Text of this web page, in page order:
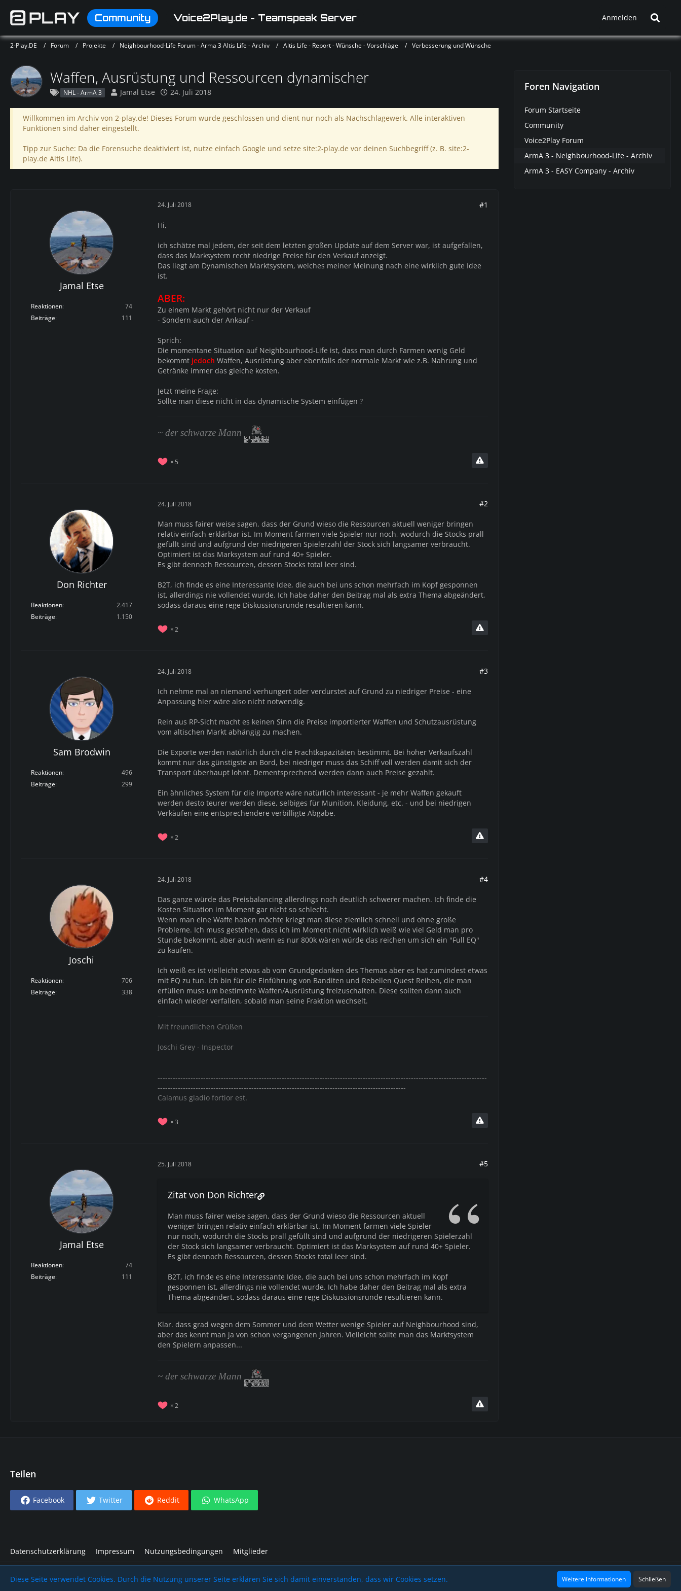
Community Voice2Play.de - Teamspeak Server Anmelden
2-Play.DE Forum Projekte Neighbourhood-Life Forum - Arma 3 Altis Life - Archiv Altis Life - Report - Wünsche - Vorschläge Verbesserung und Wünsche
Waffen, Ausrüstung und Ressourcen dynamischer
NHL - ArmA 3 Jamal Etse 24. Juli 2018
Willkommen im Archiv von 2-play.de! Dieses Forum wurde geschlossen und dient nur noch als Nachschlagewerk. Alle interaktiven
Funktionen sind daher eingestellt.
Tipp zur Suche: Da die Forensuche deaktiviert ist, nutze einfach Google und setze site:2-play.de vor deinen Suchbegriff (z. B. site:2-
play.de Altis Life).
Jamal Etse
Reaktionen
74
Beiträge
111
24. Juli 2018 #1
Hi,
ich schätze mal jedem, der seit dem letzten großen Update auf dem Server war, ist aufgefallen,
dass das Marksystem recht niedrige Preise für den Verkauf anzeigt.
Das liegt am Dynamischen Marktsystem, welches meiner Meinung nach eine wirklich gute Idee
ist.
ABER:
Zu einem Markt gehört nicht nur der Verkauf
- Sondern auch der Ankauf -
Sprich:
Die momentane Situation auf Neighbourhood-Life ist, dass man durch Farmen wenig Geld
bekommt jedoch Waffen, Ausrüstung aber ebenfalls der normale Markt wie z.B. Nahrung und
Getränke immer das gleiche kosten.
Jetzt meine Frage:
Sollte man diese nicht in das dynamische System einfügen ?
~ der schwarze Mann
5
Don Richter
Reaktionen
2.417
Beiträge
1.150
24. Juli 2018 #2
Man muss fairer weise sagen, dass der Grund wieso die Ressourcen aktuell weniger bringen
relativ einfach erklärbar ist. Im Moment farmen viele Spieler nur noch, wodurch die Stocks prall
gefüllt sind und aufgrund der niedrigeren Spielerzahl der Stock sich langsamer verbraucht.
Optimiert ist das Marksystem auf rund 40+ Spieler.
Es gibt dennoch Ressourcen, dessen Stocks total leer sind.
B2T, ich finde es eine Interessante Idee, die auch bei uns schon mehrfach im Kopf gesponnen
ist, allerdings nie vollendet wurde. Ich habe daher den Beitrag mal als extra Thema abgeändert,
sodass daraus eine rege Diskussionsrunde resultieren kann.
2
Sam Brodwin
Reaktionen
496
Beiträge
299
24. Juli 2018 #3
Ich nehme mal an niemand verhungert oder verdurstet auf Grund zu niedriger Preise - eine
Anpassung hier wäre also nicht notwendig.
Rein aus RP-Sicht macht es keinen Sinn die Preise importierter Waffen und Schutzausrüstung
vom altischen Markt abhängig zu machen.
Die Exporte werden natürlich durch die Frachtkapazitäten bestimmt. Bei hoher Verkaufszahl
kommt nur das günstigste an Bord, bei niedriger muss das Schiff voll werden damit sich der
Transport überhaupt lohnt. Dementsprechend werden dann auch Preise gezahlt.
Ein ähnliches System für die Importe wäre natürlich interessant - je mehr Waffen gekauft
werden desto teurer werden diese, selbiges für Munition, Kleidung, etc. - und bei niedrigen
Verkäufen eine entsprechendere verbilligte Abgabe.
2
Joschi
Reaktionen
706
Beiträge
338
24. Juli 2018 #4
Das ganze würde das Preisbalancing allerdings noch deutlich schwerer machen. Ich finde die
Kosten Situation im Moment gar nicht so schlecht.
Wenn man eine Waffe haben möchte kriegt man diese ziemlich schnell und ohne große
Probleme. Ich muss gestehen, dass ich im Moment nicht wirklich weiß wie viel Geld man pro
Stunde bekommt, aber auch wenn es nur 800k wären würde das reichen um sich ein "Full EQ"
zu kaufen.
Ich weiß es ist vielleicht etwas ab vom Grundgedanken des Themas aber es hat zumindest etwas
mit EQ zu tun. Ich bin für die Einführung von Banditen und Rebellen Quest Reihen, die man
erfüllen muss um bestimmte Waffen/Ausrüstung freizuschalten. Diese sollten dann auch
einfach wieder verfallen, sobald man seine Fraktion wechselt.
Mit freundlichen Grüßen
Joschi Grey - Inspector
----------------------------------------------------------------------------------------------------------------------------------
--------------------------------------------------------------------------------------------------
Calamus gladio fortior est.
3
Jamal Etse
Reaktionen
74
Beiträge
111
25. Juli 2018 #5
Zitat von Don Richter
Man muss fairer weise sagen, dass der Grund wieso die Ressourcen aktuell
weniger bringen relativ einfach erklärbar ist. Im Moment farmen viele Spieler
nur noch, wodurch die Stocks prall gefüllt sind und aufgrund der niedrigeren Spielerzahl
der Stock sich langsamer verbraucht. Optimiert ist das Marksystem auf rund 40+ Spieler.
Es gibt dennoch Ressourcen, dessen Stocks total leer sind.
B2T, ich finde es eine Interessante Idee, die auch bei uns schon mehrfach im Kopf
gesponnen ist, allerdings nie vollendet wurde. Ich habe daher den Beitrag mal als extra
Thema abgeändert, sodass daraus eine rege Diskussionsrunde resultieren kann.
Klar. dass grad wegen dem Sommer und dem Wetter wenige Spieler auf Neighbourhood sind,
aber das kennt man ja von schon vergangenen Jahren. Vielleicht sollte man das Marktsystem
den Spielern anpassen...
~ der schwarze Mann
2
Foren Navigation
Forum Startseite
Community
Voice2Play Forum
ArmA 3 - Neighbourhood-Life - Archiv
ArmA 3 - EASY Company - Archiv
Teilen
Facebook Twitter Reddit WhatsApp
Datenschutzerklärung Impressum Nutzungsbedingungen Mitglieder
Community-Software: WoltLab Suite™ Design: Grafidea
Diese Seite verwendet Cookies. Durch die Nutzung unserer Seite erklären Sie sich damit einverstanden, dass wir Cookies setzen. Weitere Informationen Schließen